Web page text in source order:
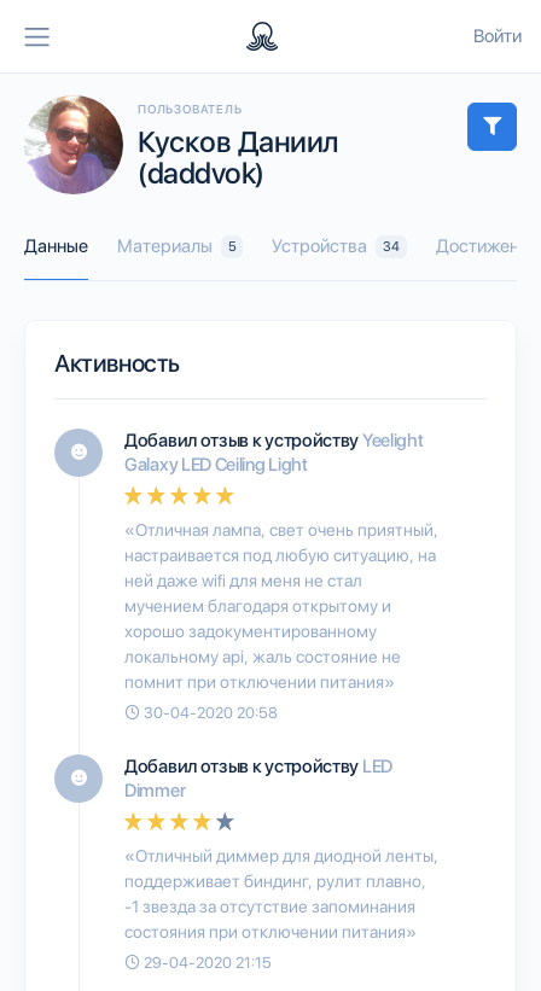
Войти
ПОЛЬЗОВАТЕЛЬ
Кусков Даниил
(daddvok)
Данные Материалы 5 Устройства 34 Достижения
Активность
Добавил отзыв к устройствуYeelight
Galaxy LED Ceiling Light
«Отличная лампа, свет очень приятный,
настраивается под любую ситуацию, на
ней даже wifi для меня не стал
мучением благодаря открытому и
хорошо задокументированному
локальному api, жаль состояние не
помнит при отключении питания»
30-04-2020 20:58
Добавил отзыв к устройству LED
Dimmer
«Отличный диммер для диодной ленты,
поддерживает биндинг, рулит плавно,
-1 звезда за отсутствие запоминания
состояния при отключении питания»
29-04-2020 21:15